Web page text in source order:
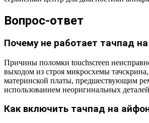
Вопрос-ответ
Почему не работает тачпад
Причины поломки touchscreen
выходом из строя микросхемы
материнской платы, предшествующим
использованием неоригинальных
Как включить тачпад на